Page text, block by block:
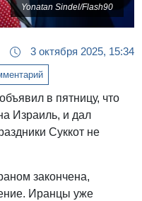
Yonatan Sindel/Flash90
3 октября 2025, 15:34
в пятницу, что
Израиль, и дал
Суккот не
закончена,
Иранцы уже